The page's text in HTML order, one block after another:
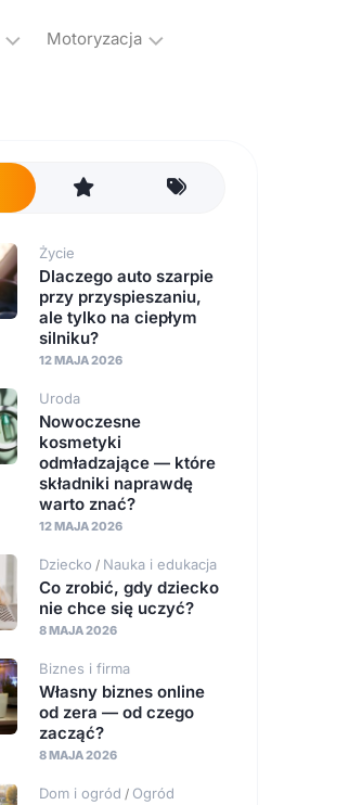
Motoryzacja
Życie
Dlaczego auto szarpie
przy przyspieszaniu,
ale tylko na ciepłym
silniku?
12 MAJA 2026
Uroda
Nowoczesne
kosmetyki
odmładzające — które
składniki naprawdę
warto znać?
12 MAJA 2026
Dziecko / Nauka i edukacja
Co zrobić, gdy dziecko
nie chce się uczyć?
8 MAJA 2026
Biznes i firma
Własny biznes online
od zera — od czego
zacząć?
8 MAJA 2026
Dom i ogród / Ogród